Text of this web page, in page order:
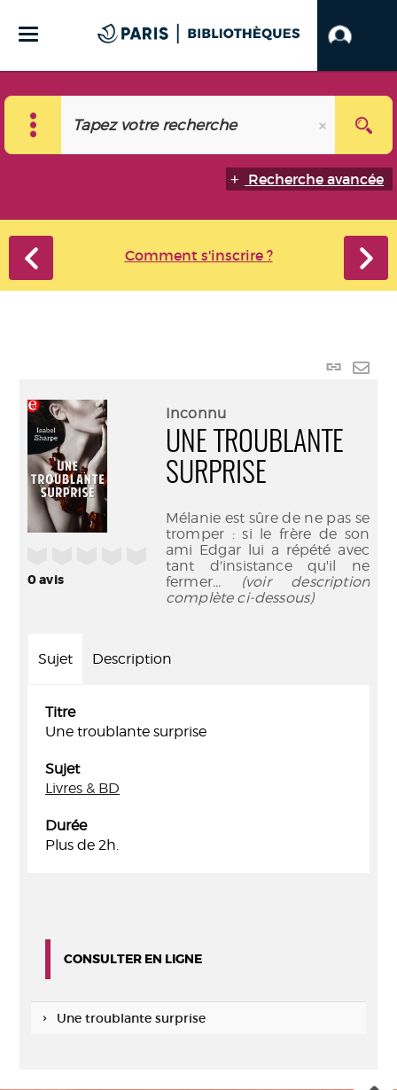
Recherche avancée
Comment s'inscrire ?
Lien
0avis
Inconnu
UNE TROUBLANTE
SURPRISE
Mélanie est sûre de ne pas se
tromper : si le frère de son
ami Edgar lui a répété avec
tant d'insistance qu'il ne
fermer... (voir description
complète ci-dessous)
Sujet Description
Titre
Une troublante surprise
Sujet
Livres & BD
Durée
Plus de 2h.
CONSULTER EN LIGNE
Une troublante surprise